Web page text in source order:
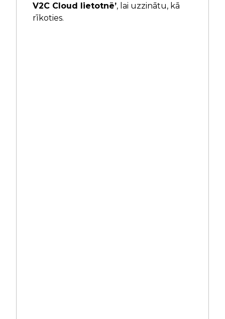
V2C Cloud lietotnē’, lai uzzinātu, kā
rīkoties.